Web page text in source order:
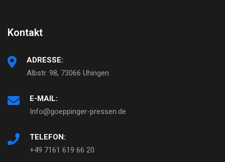
Kontakt
ADRESSE:
Albstr. 98, 73066 Uhingen
E-MAIL:
Info@goeppinger-pressen.de
TELEFON:
+49 7161 619 66 20